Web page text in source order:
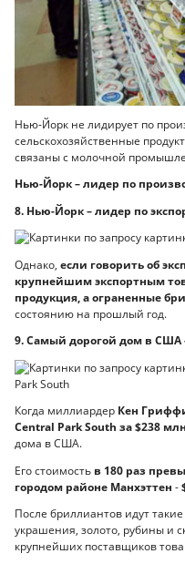
Нью-Йорк не лидирует по
сельскохозяйственные
связаны с молочной
Нью-Йорк – лидер по
8. Нью-Йорк – лидер по
Однако, если говорить об
крупнейшим экспортным
продукция, а ограненные
состоянию на прошлый год.
9. Самый дорогой дом в США
Когда миллиардер Кен
Central Park South за $238
дома в США.
Его стоимость в 180 раз
городом районе Манхэттен -
После бриллиантов идут
украшения, золото, рубины и
крупнейших поставщиков